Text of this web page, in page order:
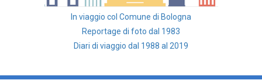
In viaggio col Comune di Bologna
Reportage di foto dal 1983
Diari di viaggio dal 1988 al 2019